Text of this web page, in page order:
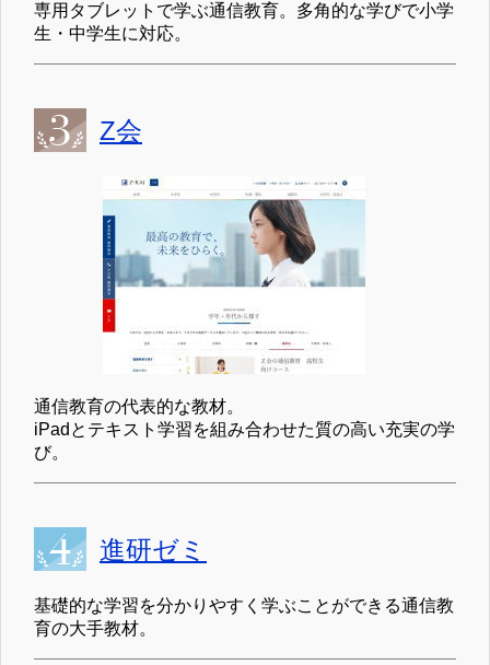
専用タブレットで学ぶ通信教育。多角的な学びで小学
生・中学生に対応。
Z会
通信教育の代表的な教材。
iPadとテキスト学習を組み合わせた質の高い充実の学
び。
進研ゼミ
基礎的な学習を分かりやすく学ぶことができる通信教
育の大手教材。